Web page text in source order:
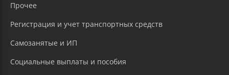
Прочее
Регистрация и учет транспортных средств
Самозанятые и ИП
Социальные выплаты и пособия